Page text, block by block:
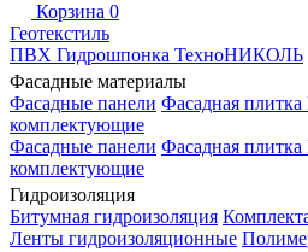
Корзина 0
Геотекстиль
ПВХ Гидрошпонка ТехноНИКОЛЬ
Фасадные материалы
Фасадные панели Фасадная
комплектующие
Фасадные панели Фасадная
комплектующие
Гидроизоляция
Битумная гидроизоляция
Ленты гидроизоляционные